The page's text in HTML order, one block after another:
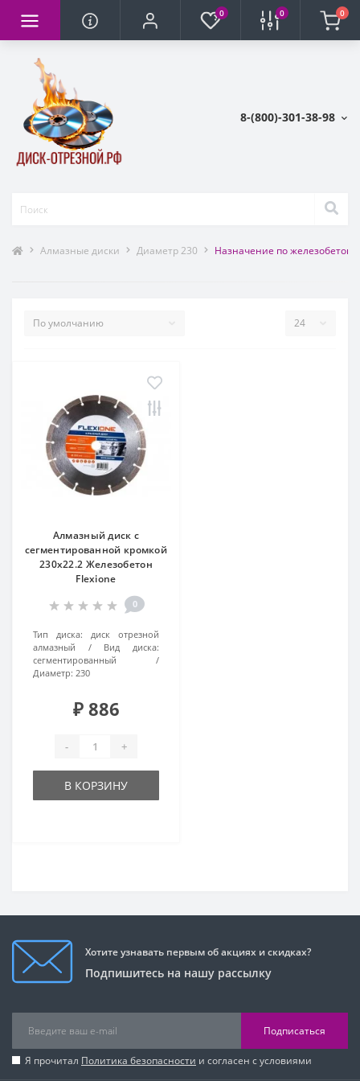
0 0 0
8-(800)-301-38-98
Алмазные диски Диаметр 230 Назначение по железобетону
Алмазный диск с
сегментированной кромкой
230х22.2 Железобетон
Flexione
0
Тип диска:
диск отрезной
алмазный
Вид диска:
сегментированный
Диаметр: 230
₽ 886
- +
В КОРЗИНУ
Хотите узнавать первым об акциях и скидках?
Подпишитесь на нашу рассылку
Подписаться
Я прочитал Политика безопасности и согласен с условиями